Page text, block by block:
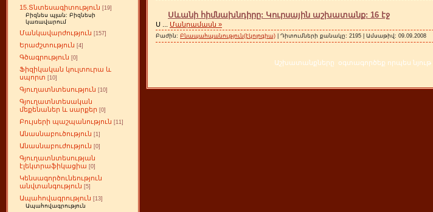
15.Տնտեսագիտություն [19]
Բիզնես պլան: Բիզնեսի
կառավարում
Մանկավարժություն [157]
Երաժշտություն [4]
Գծագրություն [0]
Ֆիզիկական կուլտուրա և
սպորտ [10]
Գյուղատնտեսություն [10]
Գյուղատնտեսական
մեքենաներ և սարքեր [0]
Բույսերի պաշպանություն [11]
Անասնաբուծություն [1]
Անասնաբուժություն [0]
Գյուղատնտեսության
էլեկտրաֆիկացիա [0]
Կենսագործունեություն
անվտանգություն [5]
Ապահովագրություն [13]
Ապահովագրություն
Սևանի հիմնախնդիրը: Կուրսային աշխատանք: 16 էջ
Ս Մանրամասն »
Բաժին: Բնապահպանություն(էկոլոգիա) | Դիտումների քանակը: 2195 | Ամսաթիվ: 09.09.2008
Աշխատանքները օգտագործեք որպես նյութ